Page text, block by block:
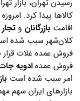
رسیدن تهران، بازار
کالاها پیدا کرد.
اقامت بازرگانان و تجار
کلان‌شهر سبب شده
فروش عمده غلات قرار
فروش عمده ادویه
امر سبب شده است
بازارهای ایران سهم